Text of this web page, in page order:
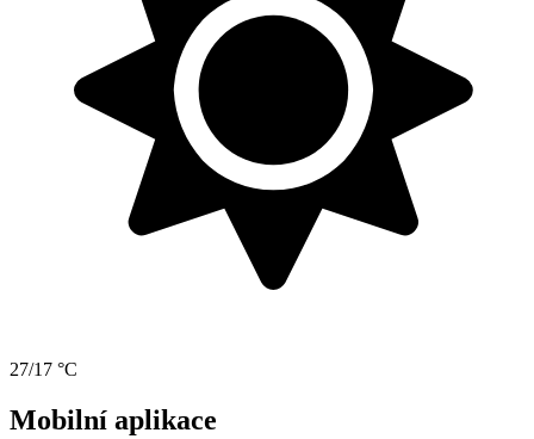
27/17 °C
Mobilní aplikace